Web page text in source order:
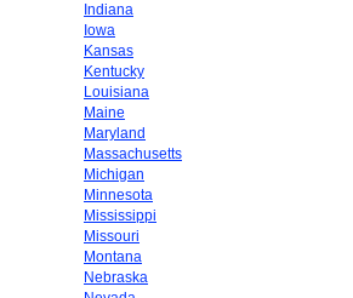
Indiana
Iowa
Kansas
Kentucky
Louisiana
Maine
Maryland
Massachusetts
Michigan
Minnesota
Mississippi
Missouri
Montana
Nebraska